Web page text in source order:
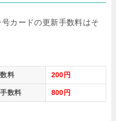
カードの更新手数料はそ
料 200円
数料 800円